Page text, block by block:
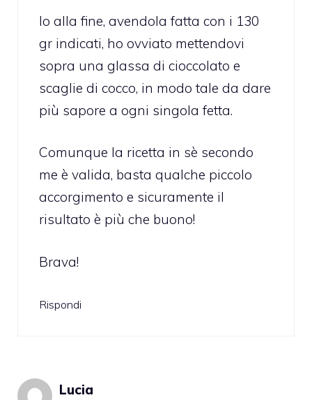
Io alla fine, avendola fatta con i 130
gr indicati, ho ovviato mettendovi
sopra una glassa di cioccolato e
scaglie di cocco, in modo tale da dare
più sapore a ogni singola fetta.
Comunque la ricetta in sè secondo
me è valida, basta qualche piccolo
accorgimento e sicuramente il
risultato è più che buono!
Brava!
Rispondi
Lucia